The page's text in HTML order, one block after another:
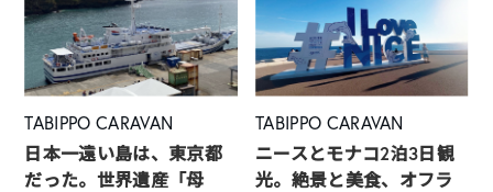
TABIPPO CARAVAN
日本一遠い島は、東京都
だった。世界遺産「母
TABIPPO CARAVAN
ニースとモナコ2泊3日観
光。絶景と美食、オフラ